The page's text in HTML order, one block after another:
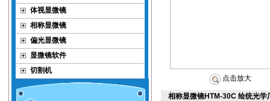
体视显微镜
相称显微镜
偏光显微镜
显微镜软件
切割机
点击放大
相称显微镜HTM-30C 绘统光学